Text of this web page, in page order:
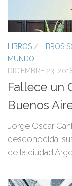
LIBROS / LIBROS
MUNDO
DICIEMBRE 23,
Fallece un
Buenos
Jorge Oscar
desconocida,
de la ciudad